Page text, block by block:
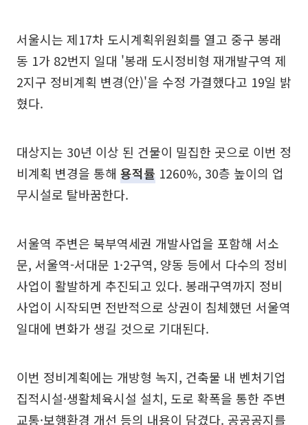
서울시는 제17차 도시계획위원회를 열고 중구 봉래
동 1가 82번지 일대 '봉래 도시정비형 재개발구역 제
2지구 정비계획 변경(안)'을 수정 가결했다고 19일 밝
혔다.
대상지는 30년 이상 된 건물이 밀집한 곳으로 이번 정
비계획 변경을 통해 용적률 1260%, 30층 높이의 업
무시설로 탈바꿈한다.
서울역 주변은 북부역세권 개발사업을 포함해 서소
문, 서울역-서대문 1·2구역, 양동 등에서 다수의 정비
사업이 활발하게 추진되고 있다. 봉래구역까지 정비
사업이 시작되면 전반적으로 상권이 침체했던 서울역
일대에 변화가 생길 것으로 기대된다.
이번 정비계획에는 개방형 녹지, 건축물 내 벤처기업
집적시설·생활체육시설 설치, 도로 확폭을 통한 주변
교통·보행환경 개선 등의 내용이 담겼다. 공공공지를